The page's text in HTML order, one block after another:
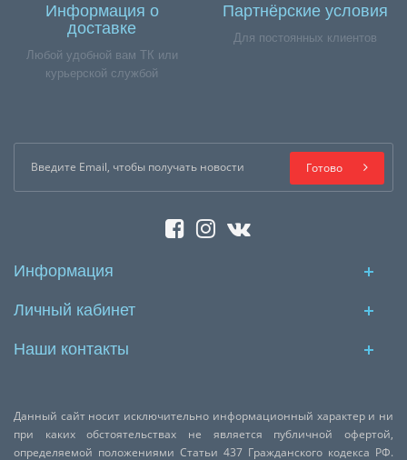
Информация о
доставке
Любой удобной вам ТК или
курьерской службой
Партнёрские условия
Для постоянных клиентов
Готово
Информация
Личный кабинет
Наши контакты
Данный сайт носит исключительно информационный характер и ни
при каких обстоятельствах не является публичной офертой,
определяемой положениями Статьи 437 Гражданского кодекса РФ.